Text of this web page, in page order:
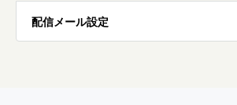
配信メール設定